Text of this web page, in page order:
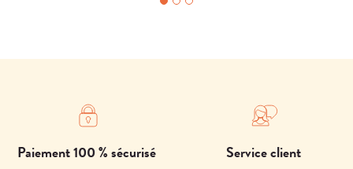
Paiement 100 % sécurisé Service client